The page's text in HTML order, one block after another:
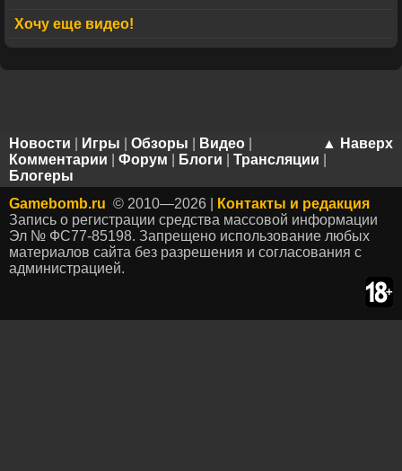
Хочу еще видео!
▲ Наверх
Новости Игры Обзоры Видео
Комментарии
Форум Блоги Трансляции
Блогеры
Gamebomb.ru © 2010—2026 |
Контакты и редакция
Запись о регистрации средства массовой информации
Эл № ФС77-85198. Запрещено использование любых
материалов сайта без разрешения и согласования с
администрацией.